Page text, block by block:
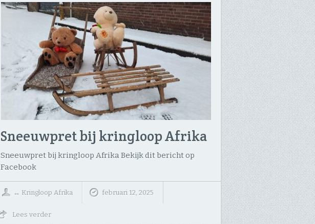
Sneeuwpret bij kringloop Afrika
Sneeuwpret bij kringloop Afrika Bekijk dit bericht op
Facebook
↔ Kringloop Afrika februari 12, 2025
Lees verder